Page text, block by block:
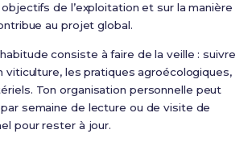
de l’exploitation et sur la manière
au projet global.
consiste à faire de la veille : suivre
viticulture, les pratiques agroécologiques,
Ton organisation personnelle peut
semaine de lecture ou de visite de
pour rester à jour.